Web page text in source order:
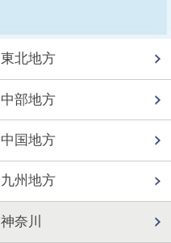
東北地方
中部地方
中国地方
九州地方
神奈川